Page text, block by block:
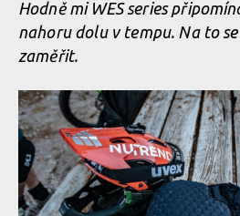
Hodně mi WES series
nahoru dolu v tempu. Na to
zaměřit.